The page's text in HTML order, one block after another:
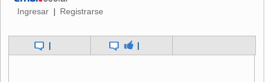
Ingresar Registrarse